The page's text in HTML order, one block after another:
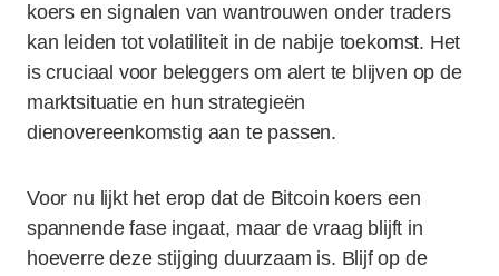
koers en signalen van wantrouwen onder traders
kan leiden tot volatiliteit in de nabije toekomst. Het
is cruciaal voor beleggers om alert te blijven op de
marktsituatie en hun strategieën
dienovereenkomstig aan te passen.
Voor nu lijkt het erop dat de Bitcoin koers een
spannende fase ingaat, maar de vraag blijft in
hoeverre deze stijging duurzaam is. Blijf op de